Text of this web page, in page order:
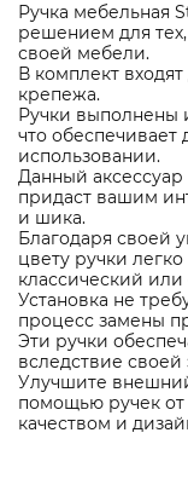
Ручка мебельная
решением для тех,
своей мебели.
В комплект
крепежа.
Ручки выполнены
что обеспечивает
использовании.
Данный
придаст вашим
и шика.
Благодаря своей
цвету ручки
классический
Установка не
процесс замены
Эти ручки
вследствие
Улучшите
помощью ручек от
качеством и